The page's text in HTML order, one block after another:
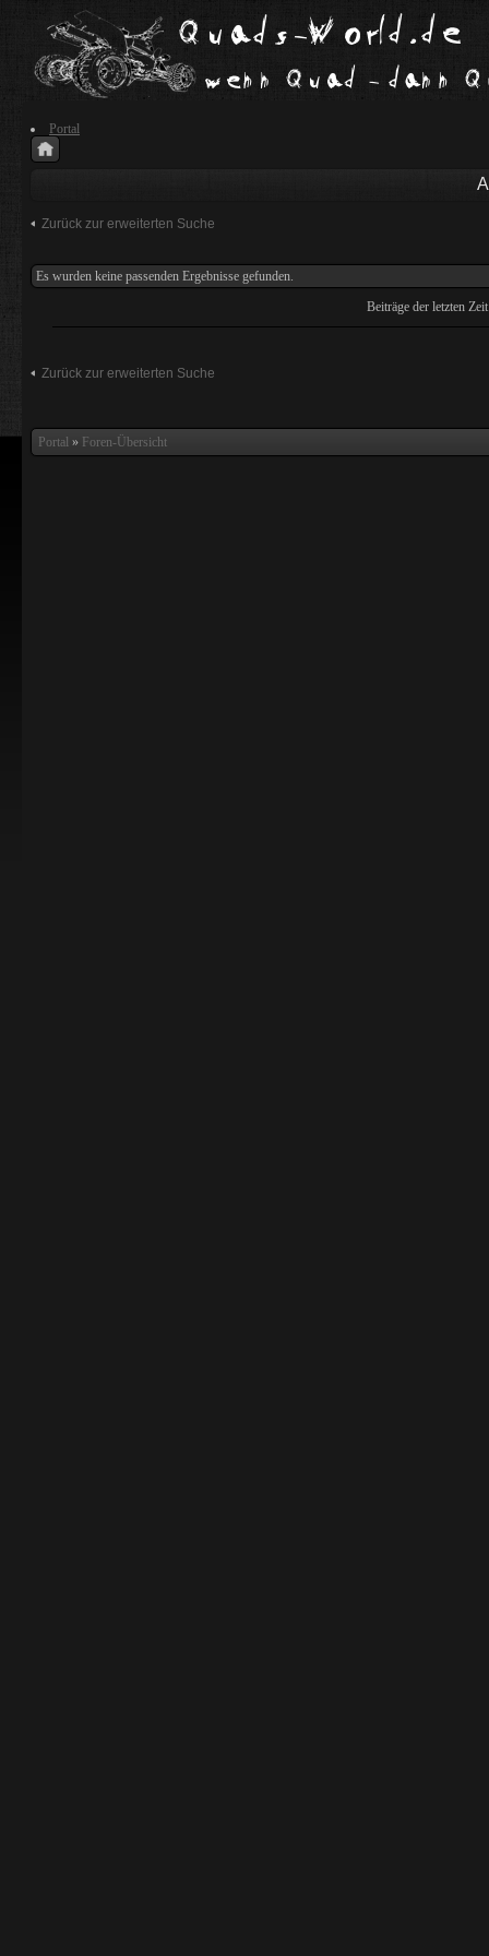
Portal
Zurück zur erweiterten Suche
Es wurden keine passenden Ergebnisse gefunden.
Beiträge der letzten
Zurück zur erweiterten Suche
Portal » Foren-Übersicht